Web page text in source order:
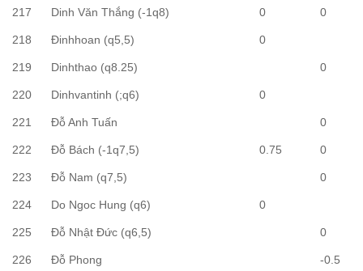
217 Dinh Văn Thắng (-1q8) 0 0
218 Đinhhoan (q5,5) 0
219 Dinhthao (q8.25) 0
220 Dinhvantinh (;q6) 0
221 Đỗ Anh Tuấn 0
222 Đỗ Bách (-1q7,5) 0.75 0
223 Đỗ Nam (q7,5) 0
224 Do Ngoc Hung (q6) 0
225 Đỗ Nhật Đức (q6,5) 0
226 Đỗ Phong -0.5